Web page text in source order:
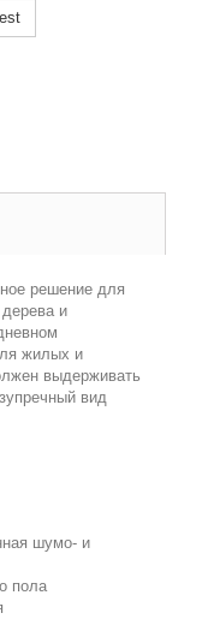
решение для
дерева и
жилых и
выдерживать
вид
шумо- и
пола